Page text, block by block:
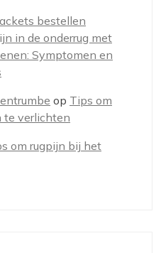
bestellen
in de onderrug met
Symptomen en
op Tips om
te verlichten
om rugpijn bij het